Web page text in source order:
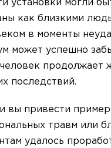
установки могли
как близкими
в моменты
может успешно
продолжает
последствий.
вы привести
травм или
удалось